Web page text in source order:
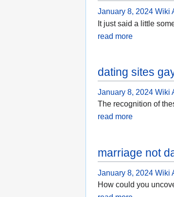
January 8, 2024 Wiki
It just said a little
read more
dating sites
January 8, 2024 Wiki
The recognition of
read more
marriage not
January 8, 2024 Wiki
How could you